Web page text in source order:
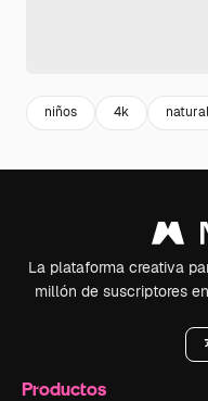
niños 4k
La plataforma creativa
millón de suscriptores
Productos